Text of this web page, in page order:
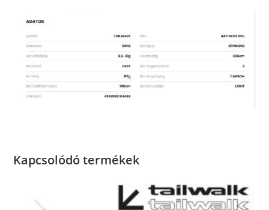
Kapcsolódó termékek